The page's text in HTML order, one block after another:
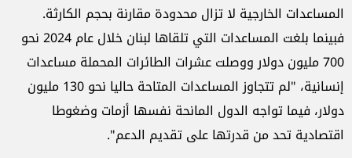
المساعدات الخارجية لا تزال محدودة مقارنة بحجم الكارثة.
فبينما بلغت المساعدات التي تلقاها لبنان خلال عام 2024 نحو
700 مليون دولار ووصلت عشرات الطائرات المحملة مساعدات
إنسانية، "لم تتجاوز المساعدات المتاحة حاليا نحو 130 مليون
دولار، فيما تواجه الدول المانحة نفسها أزمات وضغوطا
اقتصادية تحد من قدرتها على تقديم الدعم".